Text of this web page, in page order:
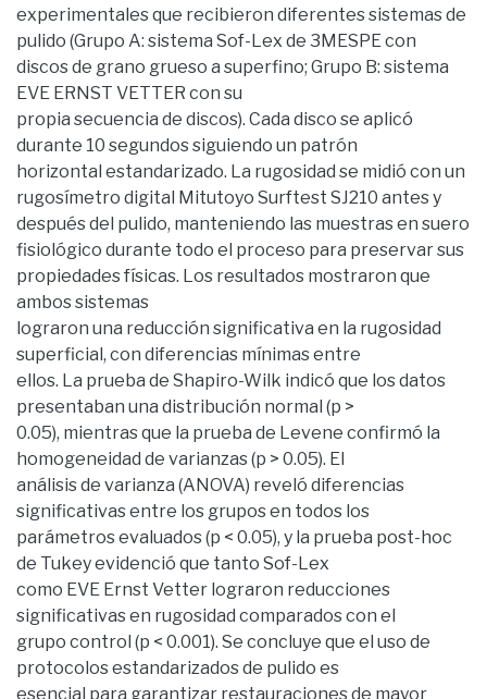
experimentales que recibieron diferentes sistemas de
pulido (Grupo A: sistema Sof-Lex de 3MESPE con
discos de grano grueso a superfino; Grupo B: sistema
EVE ERNST VETTER con su
propia secuencia de discos). Cada disco se aplicó
durante 10 segundos siguiendo un patrón
horizontal estandarizado. La rugosidad se midió con un
rugosímetro digital Mitutoyo Surftest SJ210 antes y
después del pulido, manteniendo las muestras en suero
fisiológico durante todo el proceso para preservar sus
propiedades físicas. Los resultados mostraron que
ambos sistemas
lograron una reducción significativa en la rugosidad
superficial, con diferencias mínimas entre
ellos. La prueba de Shapiro-Wilk indicó que los datos
presentaban una distribución normal (p >
0.05), mientras que la prueba de Levene confirmó la
homogeneidad de varianzas (p > 0.05). El
análisis de varianza (ANOVA) reveló diferencias
significativas entre los grupos en todos los
parámetros evaluados (p < 0.05), y la prueba post-hoc
de Tukey evidenció que tanto Sof-Lex
como EVE Ernst Vetter lograron reducciones
significativas en rugosidad comparados con el
grupo control (p < 0.001). Se concluye que el uso de
protocolos estandarizados de pulido es
esencial para garantizar restauraciones de mayor